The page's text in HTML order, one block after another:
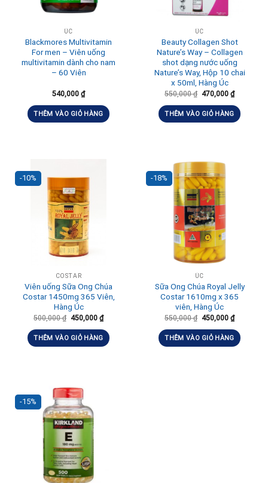
ÚC
Blackmores Multivitamin
For men – Viên uống
multivitamin dành cho nam
– 60 Viên
540,000 ₫
THÊM VÀO GIỎ HÀNG
ÚC
Beauty Collagen Shot
Nature’s Way – Collagen
shot dạng nước uống
Nature’s Way, Hộp 10 chai
x 50ml, Hàng Úc
550,000₫ 470,000 ₫
THÊM VÀO GIỎ HÀNG
-10%
COSTAR
Viên uống Sữa Ong Chúa
Costar‎ 1450mg 365 Viên,
Hàng Úc
500,000₫ 450,000 ₫
THÊM VÀO GIỎ HÀNG
-18%
ÚC
Sữa Ong Chúa Royal Jelly
Costar 1610mg x 365
viên, Hàng Úc
550,000₫ 450,000 ₫
THÊM VÀO GIỎ HÀNG
-15%